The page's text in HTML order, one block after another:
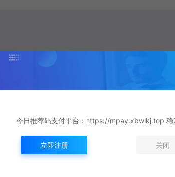
今日推荐码支付平台：https://mpay.xbwlkj.top 稳
立即注册 关闭